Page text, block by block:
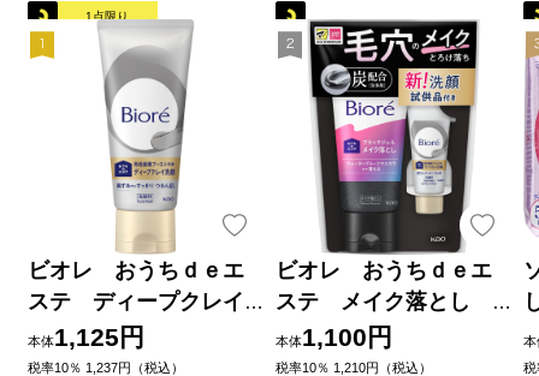
1点限り
ビオレ おうちｄｅエ
ステ ディープクレイ
洗顔 １８０ｇ 花王
本体1,125円
税率10％ 1,237円（税込）
ビオレ おうちｄｅエ
ステ メイク落とし
ブラックジェル クレ
イ試供品セット ２００
本体1,100円
税率10％ 1,210円（税込）
本
税